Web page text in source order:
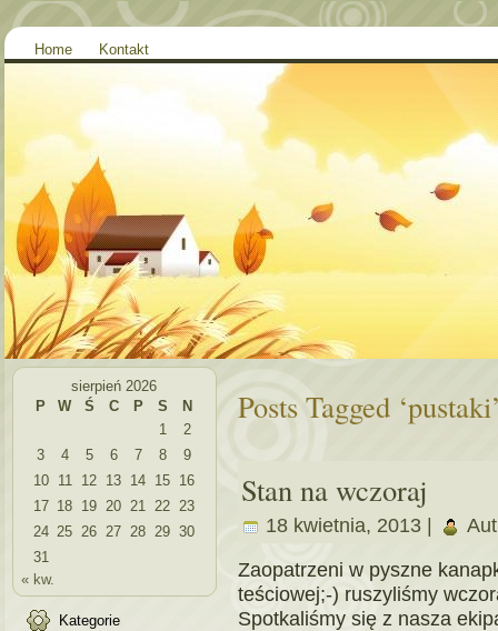
Home Kontakt
sierpień 2026
P
W Ś C P S
N
1
2
3
4 5 6 7 8
9
10 11 12 13 14 15 16
17 18 19 20 21 22 23
24 25 26 27 28 29 30
31
« kw.
Kategorie
Posts Tagged
Stan na wczoraj
18 kwietnia, 2013 |
Zaopatrzeni w pyszne
teściowej;-) ruszyliśmy
Spotkaliśmy się z nasza